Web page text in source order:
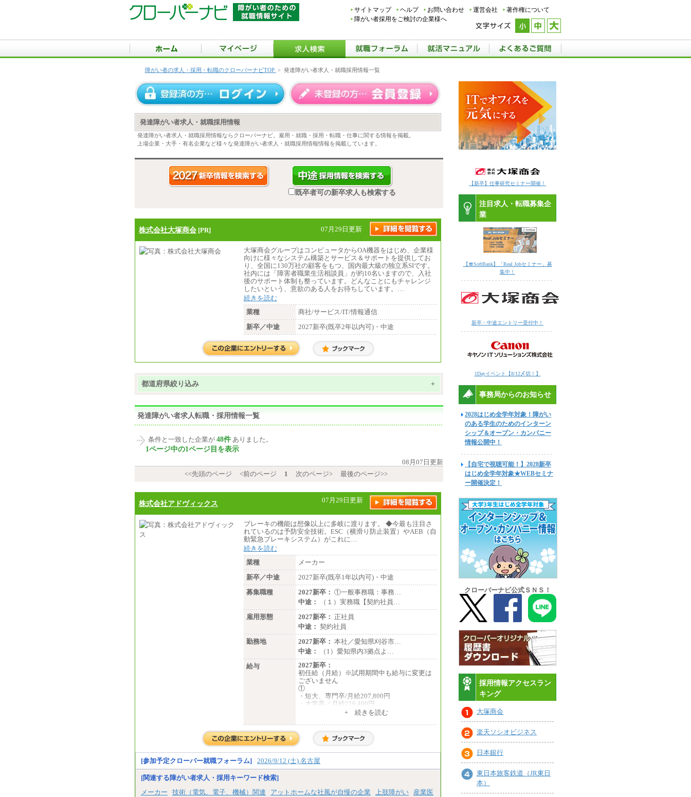
サイトマップ ヘルプ お問い合わせ 運営会社
著作権について
障がい者採用をご検討の企業様へ
障がい者の求人・採用・転職のクローバーナビTOP > 発達障がい者求人・就職採用情報一覧
発達障がい者求人・就職採用情報
発達障がい者求人・就職採用情報ならクローバーナビ。雇用・就職・採用・転職・仕事に関する情報を掲載。
上場企業・大手・有名企業など様々な発達障がい者求人・就職採用情報情報を掲載しています。
既卒者可の新卒求人も検索する
株式会社大塚商会 [PR] 07月29日更新
大塚商会グループはコンピュータからOA機器をはじめ、企業様
向けに様々なシステム構築とサービス＆サポートを提供してお
り、全国に130万社の顧客をもつ、国内最大級の独立系SIです。
社内には「障害者職業生活相談員」が約10名いますので、入社
後のサポート体制も整っています。どんなことにもチャレンジ
したいという、意欲のある人をお待ちしています。…
続きを読む
業種
商社/サービス/IT/情報通信
新卒／中途
2027新卒(既卒2年以内可)・中途
都道府県絞り込み +
発達障がい者求人転職・採用情報一覧
条件と一致した企業が 48件 ありました。
1ページ中の1ページ目を表示
08月07日更新
<<先頭のページ
<前のページ 1 次のページ> 最後のページ>>
株式会社アドヴィックス 07月29日更新
ブレーキの機能は想像以上に多岐に渡ります。 ◆今最も注目さ
れているのは予防安全技術。ESC（横滑り防止装置）やAEB（自
動緊急ブレーキシステム）がこれに…
続きを読む
業種
メーカー
新卒／中途
2027新卒(既卒1年以内可)・中途
募集職種
2027新卒： ①一般事務職：事務…
中途：
（１）実務職【契約社員…
雇用形態
2027新卒： 正社員
中途： 契約社員
勤務地
2027新卒： 本社／愛知県刈谷市…
中途：
（1）愛知県内3拠点よ…
給与
2027新卒：
初任給（月給）※試用期間中も給与に変更は
ございません
①
・短大、専門卒/月給207,800円
・大学卒／月給216,400円
※大学院修了は大学卒の金額を最低額とし、
経験・能力を考慮のうえ当社規程に基づき決
定いたします。
②③
・大学卒／月給282,000円
※技術系応募における、博士課程修了は大学
いたします。
+ 続きを読む
[参加予定クローバー就職フォーラム] 2026/9/12 (土) 名古屋
[関連する障がい者求人・採用キーワード検索]
メーカー
技術（電気、電子、機械）関連 アットホームな社風が自慢の企業 上肢障がい
産業医
【新卒】仕事研究セミナー開催！
注目求人・転職募集企
業
【〓SoftBank】「Real Jobセミナー」募
集中！
新卒・中途エントリー受付中！
1Dayイベント【8/12〆切！】
事務局からのお知らせ
2028はじめ全学年対象！障がい
のある学生のためのインターン
シップ＆オープン・カンパニー
情報公開中！
【自宅で視聴可能！】2028新卒
はじめ全学年対象★WEBセミナ
ー開催決定！
クローバーナビ公式ＳＮＳ！
採用情報アクセスラン
キング
大塚商会
楽天ソシオビジネス
日本銀行
東日本旅客鉄道（JR東日
本）